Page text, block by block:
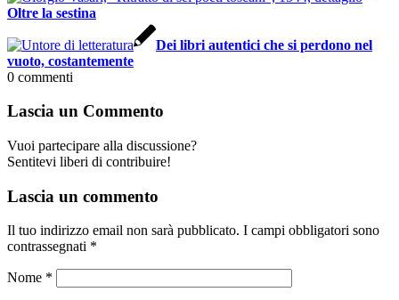
Oltre la sestina
Dei libri autentici che si perdono nel
vuoto, costantemente
0 commenti
Lascia un Commento
Vuoi partecipare alla discussione?
Sentitevi liberi di contribuire!
Lascia un commento
Il tuo indirizzo email non sarà pubblicato. I campi obbligatori sono
contrassegnati *
Nome *